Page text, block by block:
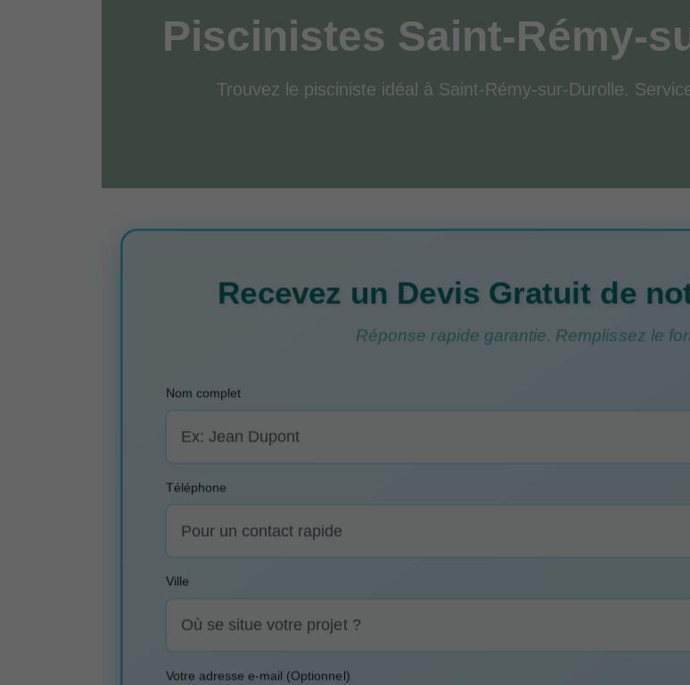
Piscinistes Saint-Rémy-
Trouvez le pisciniste idéal à Saint-Rémy-sur-Durolle.
Recevez un Devis Gratuit de
Réponse rapide garantie. Remplissez le
Nom complet
Téléphone
Ville
Votre adresse e-mail (Optionnel)